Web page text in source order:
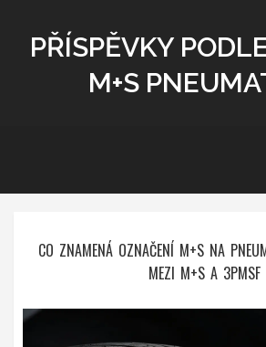
PŘÍSPĚVKY
M+S
CO ZNAMENÁ OZNAČENÍ M+S NA
MEZI M+S A 3PMSF